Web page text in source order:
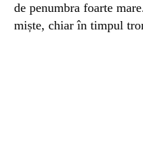
de penumbra foarte
miște, chiar în timpul